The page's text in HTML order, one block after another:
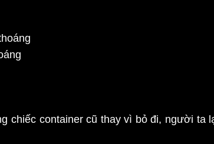
container cũ thay vì bỏ đi, người ta